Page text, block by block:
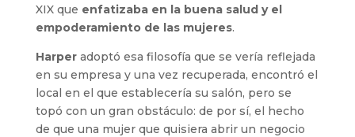
XIX que enfatizaba en la buena salud y el
empoderamiento de las mujeres.
Harperadoptó esa filosofía que se vería reflejada
en su empresa y una vez recuperada, encontró el
local en el que establecería su salón, pero se
topó con un gran obstáculo: de por sí, el hecho
de que una mujer que quisiera abrir un negocio